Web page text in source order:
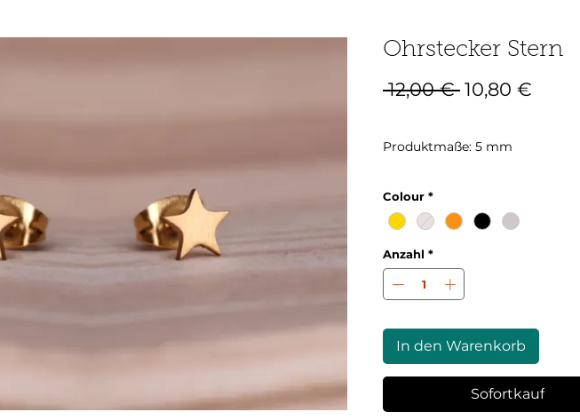
Ohrstecker Stern
12,00 € Standardpreis
10,80 €
Produktmaße: 5 mm
Colour *
Anzahl *
In den Warenkorb
Sofortkauf